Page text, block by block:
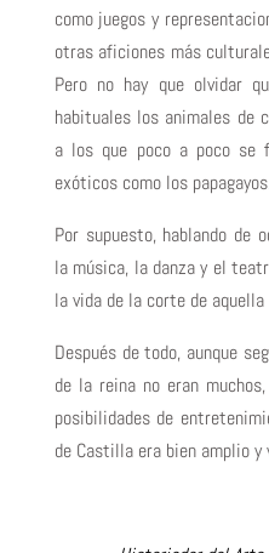
como juegos y
otras aficiones más
Pero no hay que olvidar
habituales los animales de
a los que poco a poco se
exóticos como los
Por supuesto, hablando de
la música, la danza y el
la vida de la corte de aquella
Después de todo, aunque
de la reina no eran
posibilidades de
de Castilla era bien amplio y